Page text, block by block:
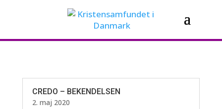
CREDO – BEKENDELSEN
2. maj 2020